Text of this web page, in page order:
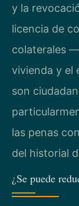
y la
licencia de
colaterales
vivienda y el
son
las penas
del historial
¿Se puede